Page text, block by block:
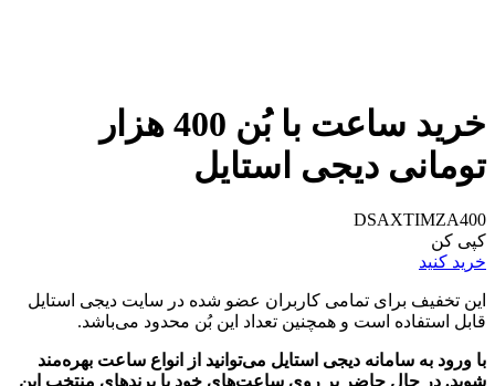
خرید ساعت با بُن 400 هزار
تومانی دیجی استایل
DSAXTIMZA400
کپی کن
خرید کنید
این تخفیف برای تمامی کاربران عضو شده در سایت دیجی استایل
قابل استفاده است و همچنین تعداد این بُن محدود می‌باشد.
با ورود به سامانه ديجی استايل می‌توانید از انواع ساعت بهره‌مند
شوید. در حال حاضر بر روی ساعت‌‌های خود با برندهای منتخب اين